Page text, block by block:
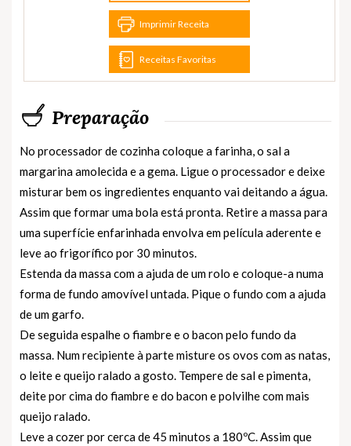
Imprimir Receita
Receitas Favoritas
Preparação
No processador de cozinha coloque a farinha, o sal a
margarina amolecida e a gema. Ligue o processador e deixe
misturar bem os ingredientes enquanto vai deitando a água.
Assim que formar uma bola está pronta. Retire a massa para
uma superfície enfarinhada envolva em película aderente e
leve ao frigorífico por 30 minutos.
Estenda da massa com a ajuda de um rolo e coloque-a numa
forma de fundo amovível untada. Pique o fundo com a ajuda
de um garfo.
De seguida espalhe o fiambre e o bacon pelo fundo da
massa. Num recipiente à parte misture os ovos com as natas,
o leite e queijo ralado a gosto. Tempere de sal e pimenta,
deite por cima do fiambre e do bacon e polvilhe com mais
queijo ralado.
Leve a cozer por cerca de 45 minutos a 180ºC. Assim que